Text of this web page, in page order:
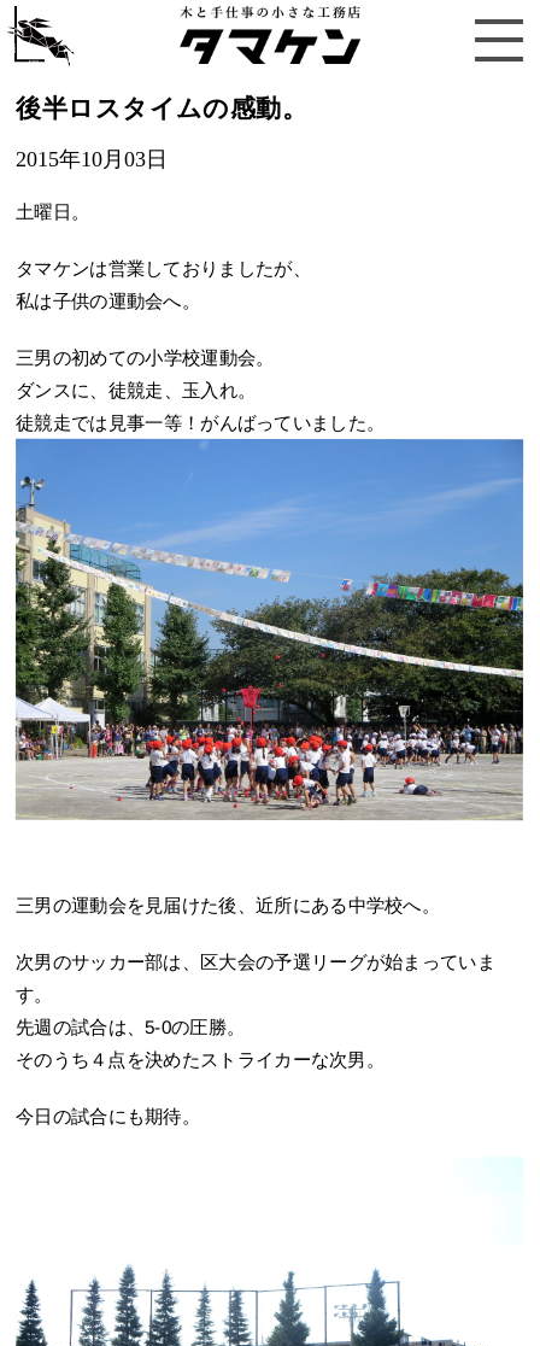
後半ロスタイムの感動。
2015年10月03日
土曜日。
タマケンは営業しておりましたが、
私は子供の運動会へ。
三男の初めての小学校運動会。
ダンスに、徒競走、玉入れ。
徒競走では見事一等！がんばっていました。
三男の運動会を見届けた後、近所にある中学校へ。
次男のサッカー部は、区大会の予選リーグが始まっていま
す。
先週の試合は、5-0の圧勝。
そのうち４点を決めたストライカーな次男。
今日の試合にも期待。